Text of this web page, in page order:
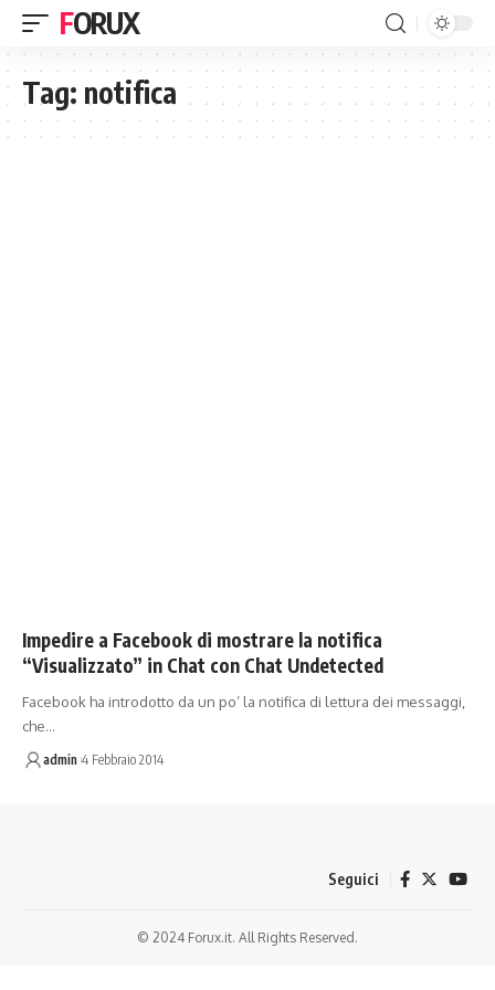
FORUX
Tag: notifica
Impedire a Facebook di mostrare la notifica
“Visualizzato” in Chat con Chat Undetected
Facebook ha introdotto da un po’ la notifica di lettura dei messaggi,
che…
admin 4 Febbraio 2014
Seguici
© 2024 Forux.it. All Rights Reserved.